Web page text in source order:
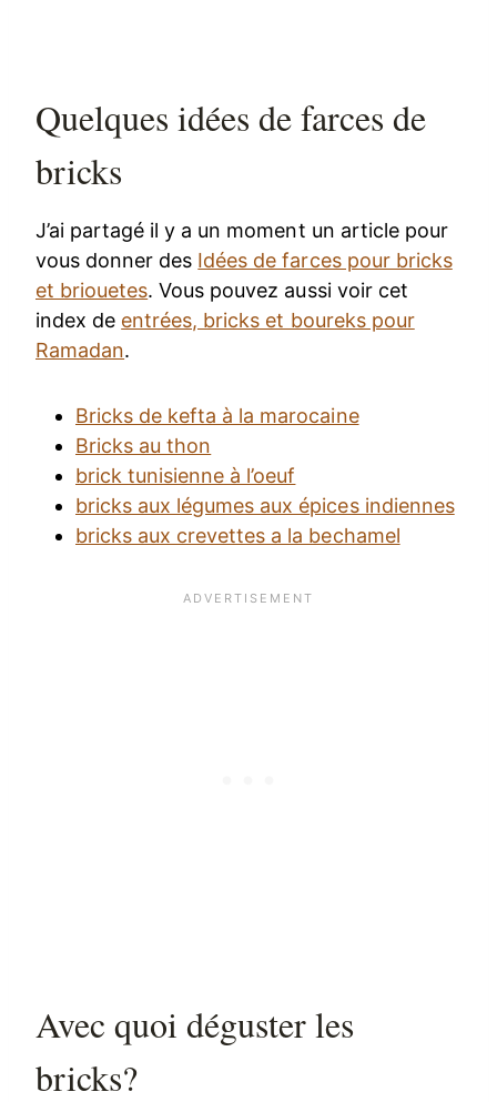
Quelques idées de farces de
bricks
J’ai partagé il y a un moment un article pour
vous donner des Idées de farces pour bricks
et briouetes. Vous pouvez aussi voir cet
index de entrées, bricks et boureks pour
Ramadan.
Bricks de kefta à la marocaine
Bricks au thon
brick tunisienne à l’oeuf
bricks aux légumes aux épices indiennes
bricks aux crevettes a la bechamel
Avec quoi déguster les
bricks?